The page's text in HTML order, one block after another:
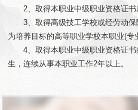
2、取得本职业中级职业资格证书
3、取得高级技工学校或经劳动保
为培养目标的高等职业学校本职业(专
4、取得本职业中级职业资格证书
生，连续从事本职业工作2年以上。